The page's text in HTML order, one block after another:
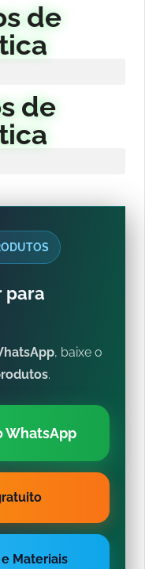
de
de
para
, baixe o
.
WhatsApp
Materiais